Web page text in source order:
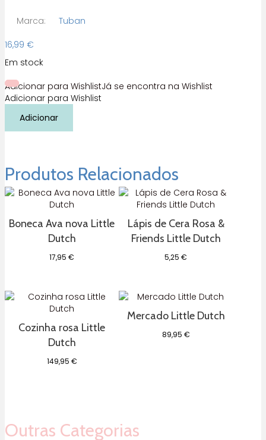
Marca:
Tuban
16,99 €
Em stock
Adicionar para WishlistJá se encontra na Wishlist
Adicionar para Wishlist
Set
cinética
quinta
Tuban
Adicionar
Produtos Relacionados
Boneca Ava nova Little
Dutch
17,95€
Lápis de Cera Rosa &
Friends Little Dutch
5,25€
Cozinha rosa Little
Dutch
149,95 €
Mercado Little Dutch
89,95 €
Outras Categorias